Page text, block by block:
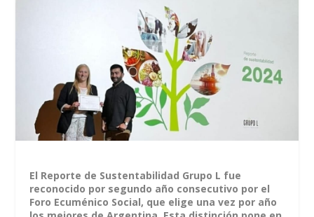
El Reporte de Sustentabilidad Grupo L fue
reconocido por segundo año consecutivo por el
Foro Ecuménico Social, que elige una vez por año